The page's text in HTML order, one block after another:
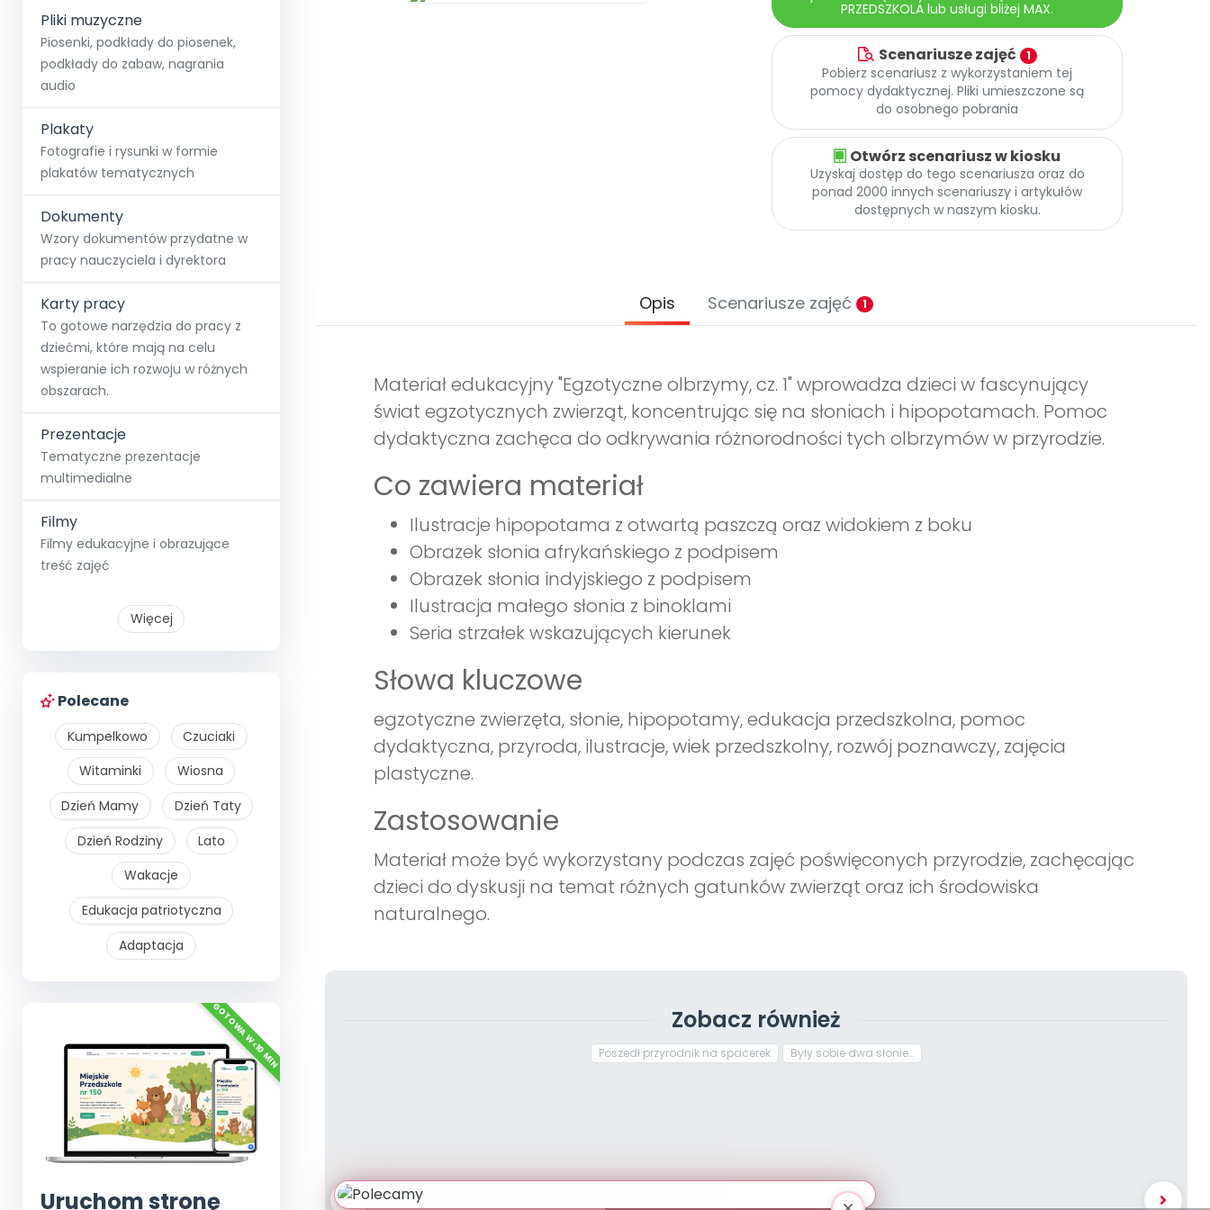
Pliki muzyczne
Piosenki, podkłady do piosenek,
podkłady do zabaw, nagrania
audio
Plakaty
Fotografie i rysunki w formie
plakatów tematycznych
Dokumenty
Wzory dokumentów przydatne w
pracy nauczyciela i dyrektora
Karty pracy
To gotowe narzędzia do pracy z
dziećmi, które mają na celu
wspieranie ich rozwoju w różnych
obszarach.
Prezentacje
Tematyczne prezentacje
multimedialne
Filmy
Filmy edukacyjne i obrazujące
treść zajęć
Więcej
Polecane
Kumpelkowo
Czuciaki
Witaminki
Wiosna
Dzień Mamy
Dzień Taty
Dzień Rodziny
Lato
Wakacje
Edukacja patriotyczna
Adaptacja
Uruchom stronę
PRZEDSZKOLA lub usługi bliżej MAX.
Scenariusze zajęć 1
Pobierz scenariusz z wykorzystaniem tej
pomocy dydaktycznej. Pliki umieszczone są
do osobnego pobrania
Otwórz scenariusz w kiosku
Uzyskaj dostęp do tego scenariusza oraz do
ponad 2000 innych scenariuszy i artykułów
dostępnych w naszym kiosku.
Opis Scenariusze zajęć 1
Materiał edukacyjny "Egzotyczne olbrzymy, cz. 1" wprowadza dzieci w fascynujący
świat egzotycznych zwierząt, koncentrując się na słoniach i hipopotamach. Pomoc
dydaktyczna zachęca do odkrywania różnorodności tych olbrzymów w przyrodzie.
Co zawiera materiał
Ilustracje hipopotama z otwartą paszczą oraz widokiem z boku
Obrazek słonia afrykańskiego z podpisem
Obrazek słonia indyjskiego z podpisem
Ilustracja małego słonia z binoklami
Seria strzałek wskazujących kierunek
Słowa kluczowe
egzotyczne zwierzęta, słonie, hipopotamy, edukacja przedszkolna, pomoc
dydaktyczna, przyroda, ilustracje, wiek przedszkolny, rozwój poznawczy, zajęcia
plastyczne.
Zastosowanie
Materiał może być wykorzystany podczas zajęć poświęconych przyrodzie, zachęcając
dzieci do dyskusji na temat różnych gatunków zwierząt oraz ich środowiska
naturalnego.
Zobacz również
Poszedł przyrodnik na spacerek Były sobie dwa słonie…